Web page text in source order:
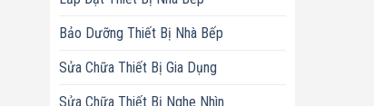
Bảo Dưỡng Thiết Bị Nhà Bếp
Sửa Chữa Thiết Bị Gia Dụng
Sửa Chữa Thiết Bị Nghe Nhìn